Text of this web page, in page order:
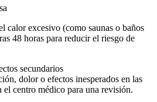
calor excesivo (como saunas o baños
48 horas para reducir el riesgo de
secundarios
dolor o efectos inesperados en las
el centro médico para una revisión.